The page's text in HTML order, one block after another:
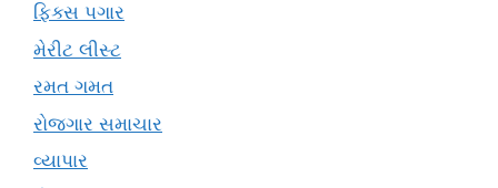
ફિક્સ પગાર
મેરીટ લીસ્ટ
રમત ગમત
રોજગાર સમાચાર
વ્યાપાર